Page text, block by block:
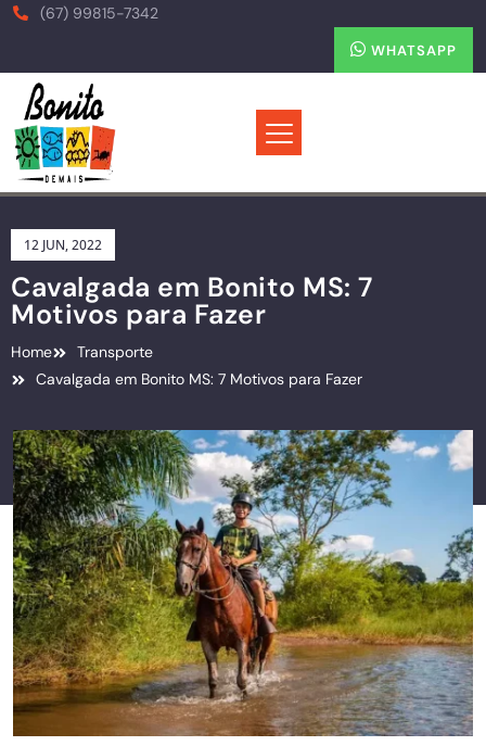
(67) 99815-7342
WHATSAPP
12 JUN, 2022
Cavalgada em Bonito MS: 7
Motivos para Fazer
Home
Transporte
Cavalgada em Bonito MS: 7 Motivos para Fazer